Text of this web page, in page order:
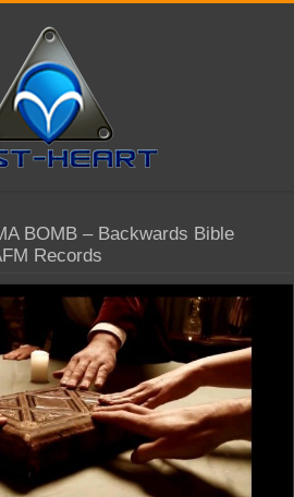
BOMB – Backwards Bible
Records